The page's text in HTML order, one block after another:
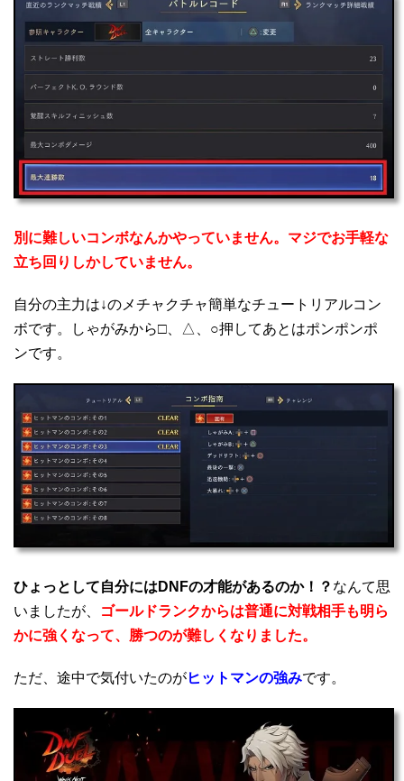
別に難しいコンボなんかやっていません。マジでお手軽な
立ち回りしかしていません。
自分の主力は↓のメチャクチャ簡単なチュートリアルコン
ボです。しゃがみから□、△、○押してあとはポンポンポ
ンです。
ひょっとして自分にはDNFの才能があるのか！？ なんて思
いましたが、
ゴールドランクからは普通に対戦相手も明ら
かに強くなって、勝つのが難しくなりました。
ただ、途中で気付いたのがヒットマンの強みです。